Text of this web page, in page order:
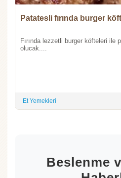
Patatesli fırında burger
Fırında lezzetli burger köfteleri ile
olucak....
Et Yemekleri
Beslenme